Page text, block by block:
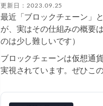
更新日：2023.09.25
最近「ブロックチェーン」
が、実はその仕組みの概要
のは少し難しいです）
ブロックチェーンは仮想通
実視されています。ぜひこ